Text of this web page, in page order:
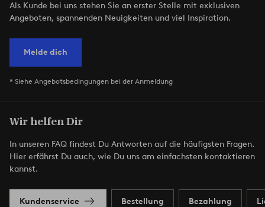
Als Kunde bei uns stehen Sie an erster Stelle mit exklusiven
Angeboten, spannenden Neuigkeiten und viel Inspiration.
Melde dich
* Siehe Angebotsbedingungen bei der Anmeldung
Wir helfen Dir
In unseren FAQ findest Du Antworten auf die häufigsten Fragen.
Hier erfährst Du auch, wie Du uns am einfachsten kontaktieren
kannst.
Kundenservice Bestellung Bezahlung